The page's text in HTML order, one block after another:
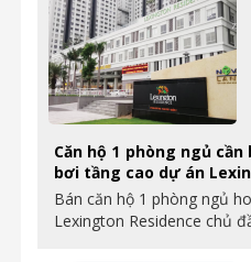
Căn hộ 1 phòng ngủ
bơi tầng cao dự án
Bán căn hộ 1 phòng ngủ
Lexington Residence chủ